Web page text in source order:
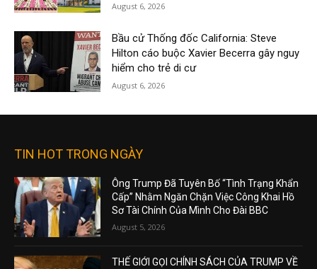
August 6, 2026
Bầu cử Thống đốc California: Steve
Hilton cáo buộc Xavier Becerra gây nguy
hiểm cho trẻ di cư
August 6, 2026
TIN HOT TRONG NGÀY
Ông Trump Đã Tuyên Bố “Tình Trạng Khẩn
Cấp” Nhằm Ngăn Chặn Việc Công Khai Hồ
Sơ Tài Chính Của Mình Cho Đài BBC
August 5, 2026
THẾ GIỚI GỌI CHÍNH SÁCH CỦA TRUMP VỀ